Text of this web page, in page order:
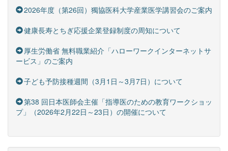
2026年度（第26回）獨協医科大学産業医学講習会のご案内
健康長寿とちぎ応援企業登録制度の周知について
厚生労働省 無料職業紹介「ハローワークインターネットサ
ービス」のご案内
子ども予防接種週間（3月1日～3月7日）について
第38 回日本医師会主催「指導医のための教育ワークショッ
プ」（2026年2月22日～23日）の開催について